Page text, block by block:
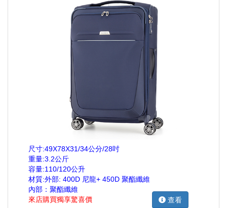
尺寸:49X78X31/34公分/28吋
重量:3.2公斤
容量:110/120公升
材質:外部: 400D 尼龍+ 450D 聚酯纖維
內部：聚酯纖維
來店購買獨享驚喜價
查看